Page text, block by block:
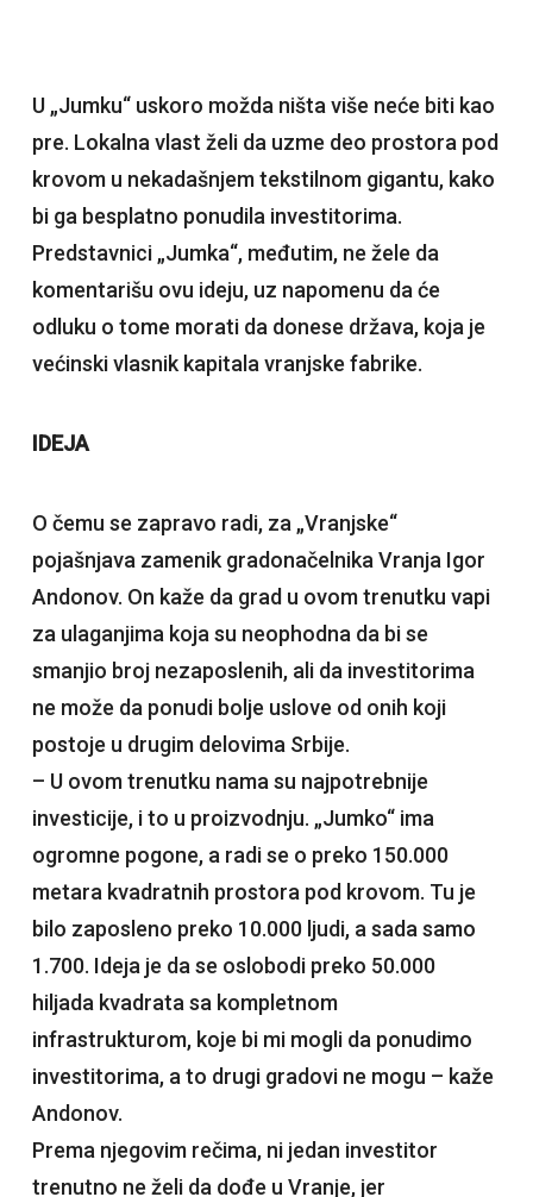
U „Jumku“ uskoro možda ništa više neće biti kao
pre. Lokalna vlast želi da uzme deo prostora pod
krovom u nekadašnjem tekstilnom gigantu, kako
bi ga besplatno ponudila investitorima.
Predstavnici „Jumka“, međutim, ne žele da
komentarišu ovu ideju, uz napomenu da će
odluku o tome morati da donese država, koja je
većinski vlasnik kapitala vranjske fabrike.
IDEJA
O čemu se zapravo radi, za „Vranjske“
pojašnjava zamenik gradonačelnika Vranja Igor
Andonov. On kaže da grad u ovom trenutku vapi
za ulaganjima koja su neophodna da bi se
smanjio broj nezaposlenih, ali da investitorima
ne može da ponudi bolje uslove od onih koji
postoje u drugim delovima Srbije.
– U ovom trenutku nama su najpotrebnije
investicije, i to u proizvodnju. „Jumko“ ima
ogromne pogone, a radi se o preko 150.000
metara kvadratnih prostora pod krovom. Tu je
bilo zaposleno preko 10.000 ljudi, a sada samo
1.700. Ideja je da se oslobodi preko 50.000
hiljada kvadrata sa kompletnom
infrastrukturom, koje bi mi mogli da ponudimo
investitorima, a to drugi gradovi ne mogu – kaže
Andonov.
Prema njegovim rečima, ni jedan investitor
trenutno ne želi da dođe u Vranje, jer